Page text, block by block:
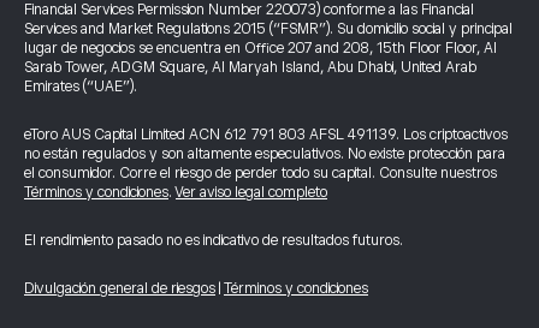
Financial Services Permission Number 220073) conforme a las Financial
Services and Market Regulations 2015 (“FSMR”). Su domicilio social y principal
lugar de negocios se encuentra en Office 207 and 208, 15th Floor Floor, Al
Sarab Tower, ADGM Square, Al Maryah Island, Abu Dhabi, United Arab
Emirates (“UAE”).
eToro AUS Capital Limited ACN 612 791 803 AFSL 491139. Los criptoactivos
no están regulados y son altamente especulativos. No existe protección para
el consumidor. Corre el riesgo de perder todo su capital. Consulte nuestros
Términos y condiciones.Ver aviso legal completo
El rendimiento pasado no es indicativo de resultados futuros.
Divulgación general de riesgos Términos y condiciones